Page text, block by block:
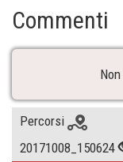
Commenti
Percorsi
20171008_150624